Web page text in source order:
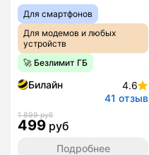
Для смартфонов
Для модемов и любых
устройств
🚀 Безлимит ГБ
Билайн
4.6
41 отзыв
1 899 руб
499 руб
Подробнее